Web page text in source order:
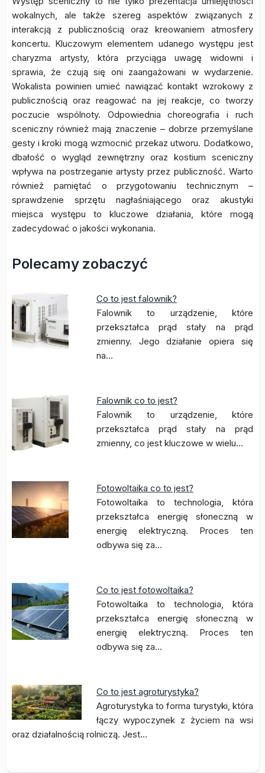
wokalnych, ale także szereg aspektów związanych z
interakcją z publicznością oraz kreowaniem atmosfery
koncertu. Kluczowym elementem udanego występu jest
charyzma artysty, która przyciąga uwagę widowni i
sprawia, że czują się oni zaangażowani w wydarzenie.
Wokalista powinien umieć nawiązać kontakt wzrokowy z
publicznością oraz reagować na jej reakcje, co tworzy
poczucie wspólnoty. Odpowiednia choreografia i ruch
sceniczny również mają znaczenie – dobrze przemyślane
gesty i kroki mogą wzmocnić przekaz utworu. Dodatkowo,
dbałość o wygląd zewnętrzny oraz kostium sceniczny
wpływa na postrzeganie artysty przez publiczność. Warto
również pamiętać o przygotowaniu technicznym –
sprawdzenie sprzętu nagłaśniającego oraz akustyki
miejsca występu to kluczowe działania, które mogą
zadecydować o jakości wykonania.
Polecamy zobaczyć
Co to jest falownik?
Falownik to urządzenie, które
przekształca prąd stały na prąd
zmienny. Jego działanie opiera się
na…
Falownik co to jest?
Falownik to urządzenie, które
przekształca prąd stały na prąd
zmienny, co jest kluczowe w wielu…
Fotowoltaika co to jest?
Fotowoltaika to technologia, która
przekształca energię słoneczną w
energię elektryczną. Proces ten
odbywa się za…
Co to jest fotowoltaika?
Fotowoltaika to technologia, która
przekształca energię słoneczną w
energię elektryczną. Proces ten
odbywa się za…
Co to jest agroturystyka?
Agroturystyka to forma turystyki, która
łączy wypoczynek z życiem na wsi
oraz działalnością rolniczą. Jest…